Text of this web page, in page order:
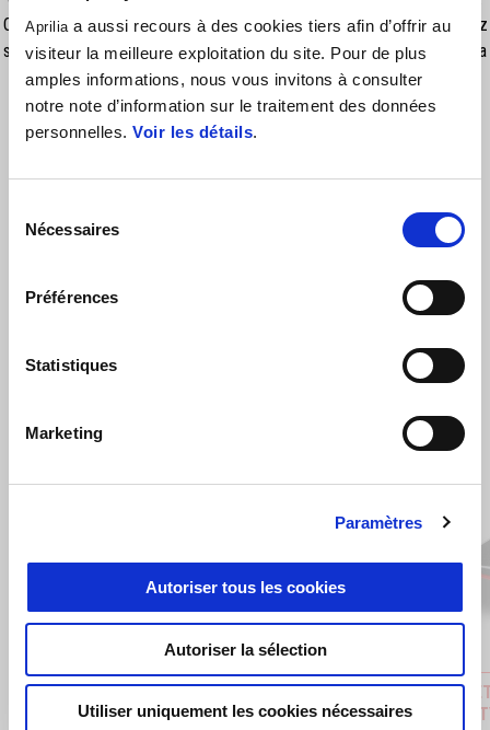
Aprilia a aussi recours à des cookies tiers afin d’offrir au
visiteur la meilleure exploitation du site. Pour de plus
amples informations, nous vous invitons à consulter
notre note d’information sur le traitement des données
personnelles. Voir les détails.
Nécessaires
Préférences
Statistiques
Marketing
Paramètres
Autoriser tous les cookies
Autoriser la sélection
Utiliser uniquement les cookies nécessaires
Que vous partiez pour une promenade hivernale ou que vous souhaitiez
simplement ajouter une touche de style à votre tenue, le bonnet Aprilia
Racing est le choix idéal. 100% acrylique.
Précédent
BOB 2024
€ 35